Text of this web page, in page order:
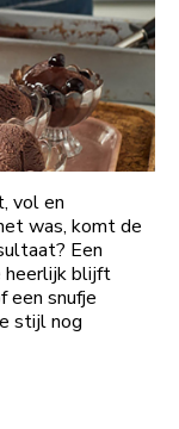
vol en
was, komt de
Een
heerlijk blijft
een snufje
stijl nog